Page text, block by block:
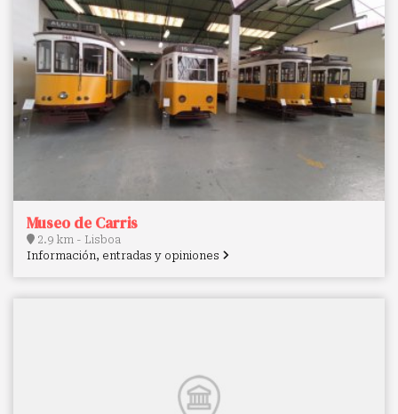
Museo de Carris
2.9 km - Lisboa
Información, entradas y opiniones